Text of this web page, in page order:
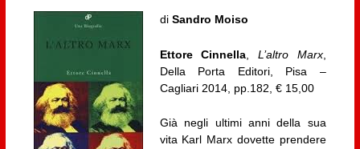
di Sandro Moiso
Ettore Cinnella ,L’altro Marx,
Della Porta Editori, Pisa –
Cagliari 2014, pp.182, € 15,00
Già negli ultimi anni della sua
vita Karl Marx dovette prendere